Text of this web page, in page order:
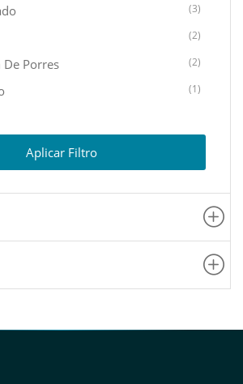
(3)
(2)
Porres (2)
(1)
Lurigancho (1)
(1)
(1)
Aplicar Filtro